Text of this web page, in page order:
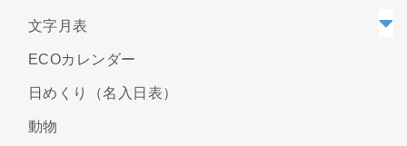
文字月表
ECOカレンダー
日めくり（名入日表）
動物